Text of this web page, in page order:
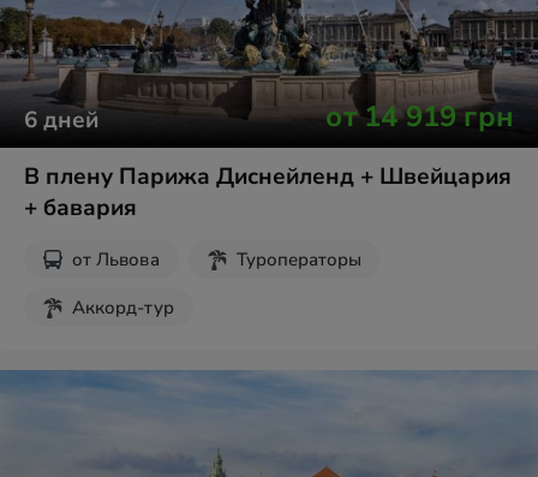
6дней от 14 919грн
В плену Парижа Диснейленд + Швейцария
+ бавария
от Львова
Туроператоры
Аккорд-тур